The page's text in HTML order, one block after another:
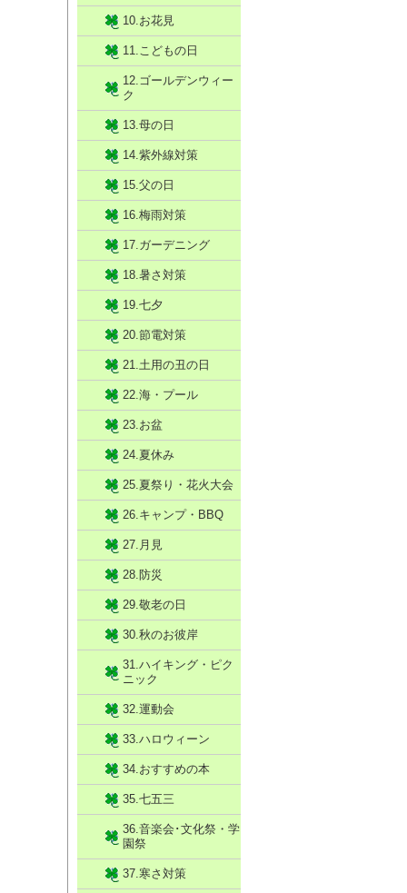
10.お花見
11.こどもの日
12.ゴールデンウィー
ク
13.母の日
14.紫外線対策
15.父の日
16.梅雨対策
17.ガーデニング
18.暑さ対策
19.七夕
20.節電対策
21.土用の丑の日
22.海・プール
23.お盆
24.夏休み
25.夏祭り・花火大会
26.キャンプ・BBQ
27.月見
28.防災
29.敬老の日
30.秋のお彼岸
31.ハイキング・ピク
ニック
32.運動会
33.ハロウィーン
34.おすすめの本
35.七五三
36.音楽会･文化祭・学
園祭
37.寒さ対策